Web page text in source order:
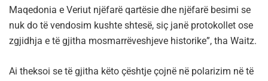
Maqedonia e Veriut njëfarë qartësie dhe njëfarë besimi se
nuk do të vendosim kushte shtesë, siç janë protokollet ose
zgjidhja e të gjitha mosmarrëveshjeve historike”, tha Waitz.
Ai theksoi se të gjitha këto çështje çojnë në polarizim në të